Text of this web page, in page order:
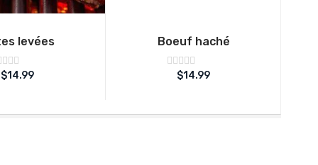
levées
sur
$14.99
Boeuf haché
Note
sur
$14.99